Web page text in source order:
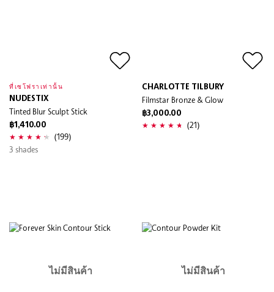
ที่เซโฟราเท่านั้น
NUDESTIX
Tinted Blur Sculpt Stick
฿1,410.00
(199)
3 shades
CHARLOTTE TILBURY
Filmstar Bronze & Glow
฿3,000.00
(21)
ไม่มีสินค้า ไม่มีสินค้า